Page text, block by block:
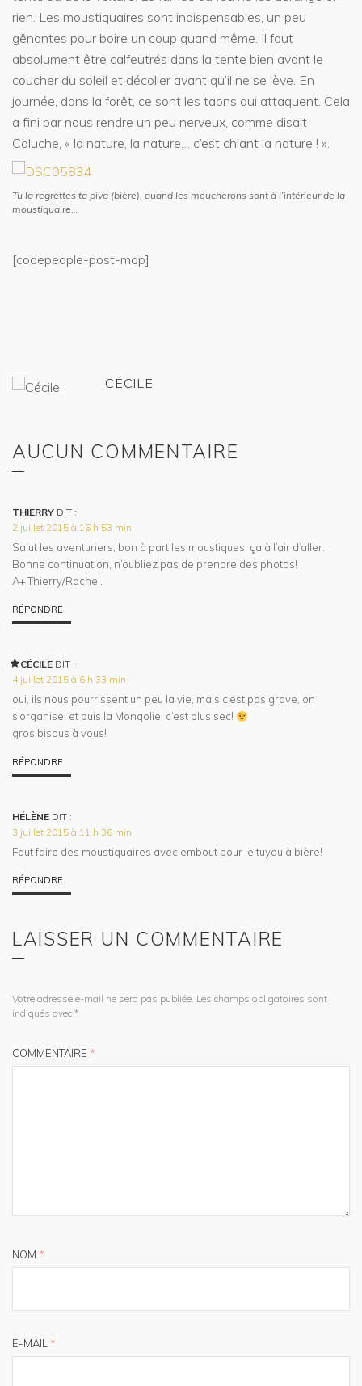
rien. Les moustiquaires sont indispensables, un peu
gênantes pour boire un coup quand même. Il faut
absolument être calfeutrés dans la tente bien avant le
coucher du soleil et décoller avant qu’il ne se lève. En
journée, dans la forêt, ce sont les taons qui attaquent. Cela
a fini par nous rendre un peu nerveux, comme disait
Coluche, « la nature, la nature… c’est chiant la nature ! ».
Tu la regrettes ta piva (bière), quand les moucherons sont à l’intérieur de la
moustiquaire…
[codepeople-post-map]
CÉCILE
AUCUN COMMENTAIRE
THIERRY DIT :
2 juillet 2015 à 16 h 53 min
Salut les aventuriers, bon à part les moustiques, ça à l’air d’aller.
Bonne continuation, n’oubliez pas de prendre des photos!
A+ Thierry/Rachel.
RÉPONDRE
CÉCILE DIT :
4 juillet 2015 à 6 h 33 min
oui, ils nous pourrissent un peu la vie, mais c’est pas grave, on
s’organise! et puis la Mongolie, c’est plus sec!
gros bisous à vous!
RÉPONDRE
HÉLÈNE DIT :
3 juillet 2015 à 11 h 36 min
Faut faire des moustiquaires avec embout pour le tuyau à bière!
RÉPONDRE
LAISSER UN COMMENTAIRE
Votre adresse e-mail ne sera pas publiée. Les champs obligatoires sont
indiqués avec *
COMMENTAIRE *
NOM *
E-MAIL *